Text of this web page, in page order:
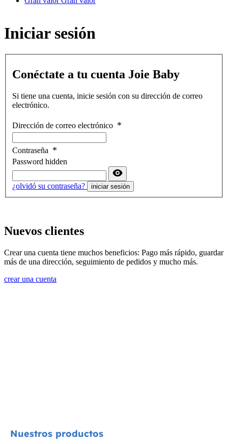
Iniciar sesión
Conéctate a tu cuenta Joie Baby
Si tiene una cuenta, inicie sesión con su dirección de correo
electrónico.
Dirección de correo electrónico
Contraseña
Password hidden
¿olvidó su contraseña? iniciar sesión
Nuevos clientes
Crear una cuenta tiene muchos beneficios: Pago más rápido, guardar
más de una dirección, seguimiento de pedidos y mucho más.
crear una cuenta
Nuestros productos